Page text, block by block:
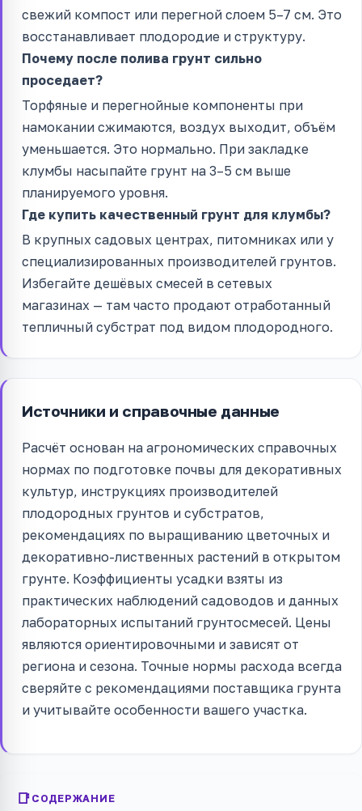
свежий компост или перегной слоем 5–7 см. Это
восстанавливает плодородие и структуру.
Почему после полива грунт сильно
проседает?
Торфяные и перегнойные компоненты при
намокании сжимаются, воздух выходит, объём
уменьшается. Это нормально. При закладке
клумбы насыпайте грунт на 3–5 см выше
планируемого уровня.
Где купить качественный грунт для клумбы?
В крупных садовых центрах, питомниках или у
специализированных производителей грунтов.
Избегайте дешёвых смесей в сетевых
магазинах — там часто продают отработанный
тепличный субстрат под видом плодородного.
Источники и справочные данные
Расчёт основан на агрономических справочных
нормах по подготовке почвы для декоративных
культур, инструкциях производителей
плодородных грунтов и субстратов,
рекомендациях по выращиванию цветочных и
декоративно-лиственных растений в открытом
грунте. Коэффициенты усадки взяты из
практических наблюдений садоводов и данных
лабораторных испытаний грунтосмесей. Цены
являются ориентировочными и зависят от
региона и сезона. Точные нормы расхода всегда
сверяйте с рекомендациями поставщика грунта
и учитывайте особенности вашего участка.
СОДЕРЖАНИЕ